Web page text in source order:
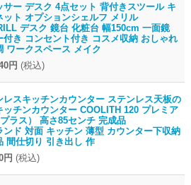
サー デスク 4点セット 背付きスツール キ
ット オプションシェルフ メリル
デスク 鏡台 化粧台 幅150cm 一面鏡
付き コンセント付き コスメ収納 おしゃれ
ワークスペース メイク
円 (税込)
レスキッチンカウンター ステンレス天板の
ッチンカウンター COOLITH 120 プレミア
ラス） 高さ85センチ 完成品
ンド 対面 キッチン 薄型 カウンター下収納
間仕切り 引き出し 作
円 (税込)